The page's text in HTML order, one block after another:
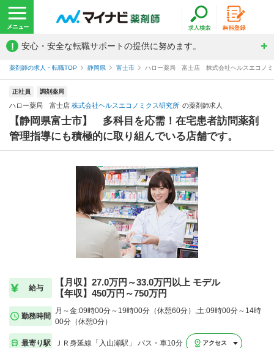
! 安心・安全な転職サポートの提供に努めます。
薬剤師の求人・転職TOP 静岡県 富士市 ハロー薬局 富士店 株式会社ヘルスエコノミ
正社員 調剤薬局
ハロー薬局 富士店 株式会社ヘルスエコノミクス研究所 の薬剤師求人
【静岡県富士市】 多科目を応需！在宅患者訪問薬剤
管理指導にも積極的に取り組んでいる店舗です。
給与
【月収】27.0万円～33.0万円以上 モデル
【年収】450万円～750万円
勤務時間
月～金:09時00分～19時00分（休憩60分）,土:09時00分～14時
00分（休憩0分）
最寄り駅 ＪＲ身延線「入山瀬駅」 バス・車10分 アクセス